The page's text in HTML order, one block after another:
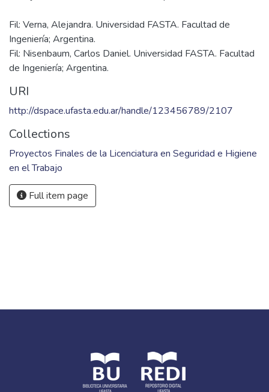
ambiente de trabajo del operador del horno de cemento,
para evitar accidentes y enfermedades laborales haciendo
hincapié en la prevención para aportar de la misma manera a
fomentar el desarrollo de una cultura de seguridad en el
Fil: Verna, Alejandra. Universidad FASTA. Facultad de
Fil: Nisenbaum, Carlos Daniel. Universidad FASTA. Facultad
de Ingeniería; Argentina.
URI
http://dspace.ufasta.edu.ar/handle/123456789/2107